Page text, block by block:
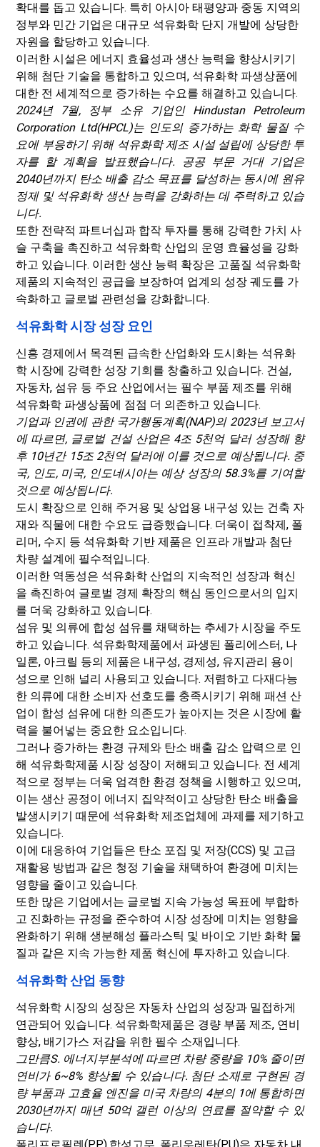
확대를 돕고 있습니다. 특히 아시아 태평양과 중동 지역의
정부와 민간 기업은 대규모 석유화학 단지 개발에 상당한
자원을 할당하고 있습니다.
이러한 시설은 에너지 효율성과 생산 능력을 향상시키기
위해 첨단 기술을 통합하고 있으며, 석유화학 파생상품에
대한 전 세계적으로 증가하는 수요를 해결하고 있습니다.
2024년 7월, 정부 소유 기업인 Hindustan Petroleum
Corporation Ltd(HPCL)는 인도의 증가하는 화학 물질 수
요에 부응하기 위해 석유화학 제조 시설 설립에 상당한 투
자를 할 계획을 발표했습니다. 공공 부문 거대 기업은
2040년까지 탄소 배출 감소 목표를 달성하는 동시에 원유
정제 및 석유화학 생산 능력을 강화하는 데 주력하고 있습
니다.
또한 전략적 파트너십과 합작 투자를 통해 강력한 가치 사
슬 구축을 촉진하고 석유화학 산업의 운영 효율성을 강화
하고 있습니다. 이러한 생산 능력 확장은 고품질 석유화학
제품의 지속적인 공급을 보장하여 업계의 성장 궤도를 가
속화하고 글로벌 관련성을 강화합니다.
석유화학 시장 성장 요인
신흥 경제에서 목격된 급속한 산업화와 도시화는 석유화
학 시장에 강력한 성장 기회를 창출하고 있습니다. 건설,
자동차, 섬유 등 주요 산업에서는 필수 부품 제조를 위해
석유화학 파생상품에 점점 더 의존하고 있습니다.
기업과 인권에 관한 국가행동계획(NAP)의 2023년 보고서
에 따르면, 글로벌 건설 산업은 4조 5천억 달러 성장해 향
후 10년간 15조 2천억 달러에 이를 것으로 예상됩니다. 중
국, 인도, 미국, 인도네시아는 예상 성장의 58.3%를 기여할
것으로 예상됩니다.
도시 확장으로 인해 주거용 및 상업용 내구성 있는 건축 자
재와 직물에 대한 수요도 급증했습니다. 더욱이 접착제, 폴
리머, 수지 등 석유화학 기반 제품은 인프라 개발과 첨단
차량 설계에 필수적입니다.
이러한 역동성은 석유화학 산업의 지속적인 성장과 혁신
을 촉진하여 글로벌 경제 확장의 핵심 동인으로서의 입지
를 더욱 강화하고 있습니다.
섬유 및 의류에 합성 섬유를 채택하는 추세가 시장을 주도
하고 있습니다. 석유화학제품에서 파생된 폴리에스터, 나
일론, 아크릴 등의 제품은 내구성, 경제성, 유지관리 용이
성으로 인해 널리 사용되고 있습니다. 저렴하고 다재다능
한 의류에 대한 소비자 선호도를 충족시키기 위해 패션 산
업이 합성 섬유에 대한 의존도가 높아지는 것은 시장에 활
력을 불어넣는 중요한 요소입니다.
그러나 증가하는 환경 규제와 탄소 배출 감소 압력으로 인
해 석유화학제품 시장 성장이 저해되고 있습니다. 전 세계
적으로 정부는 더욱 엄격한 환경 정책을 시행하고 있으며,
이는 생산 공정이 에너지 집약적이고 상당한 탄소 배출을
발생시키기 때문에 석유화학 제조업체에 과제를 제기하고
있습니다.
이에 대응하여 기업들은 탄소 포집 및 저장(CCS) 및 고급
재활용 방법과 같은 청정 기술을 채택하여 환경에 미치는
영향을 줄이고 있습니다.
또한 많은 기업에서는 글로벌 지속 가능성 목표에 부합하
고 진화하는 규정을 준수하여 시장 성장에 미치는 영향을
완화하기 위해 생분해성 플라스틱 및 바이오 기반 화학 물
질과 같은 지속 가능한 제품 혁신에 투자하고 있습니다.
석유화학 산업 동향
석유화학 시장의 성장은 자동차 산업의 성장과 밀접하게
연관되어 있습니다. 석유화학제품은 경량 부품 제조, 연비
향상, 배기가스 저감을 위한 필수 소재입니다.
그만큼S. 에너지부분석에 따르면 차량 중량을 10% 줄이면
연비가 6~8% 향상될 수 있습니다. 첨단 소재로 구현된 경
량 부품과 고효율 엔진을 미국 차량의 4분의 1에 통합하면
2030년까지 매년 50억 갤런 이상의 연료를 절약할 수 있
습니다.